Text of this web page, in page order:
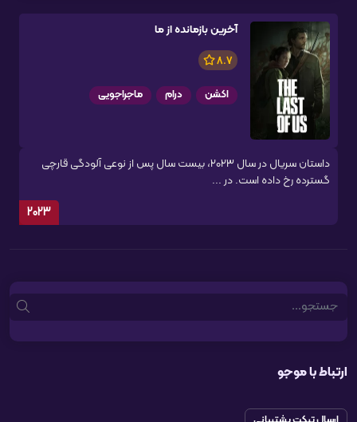
آخرین بازمانده از ما
8.7
اکشن درام ماجراجویی
داستان سریال در سال ۲۰۲۳، بیست سال پس از نوعی آلودگی قارچی
گسترده رخ داده است. در ...
2023
Search
ارتباط با موجو